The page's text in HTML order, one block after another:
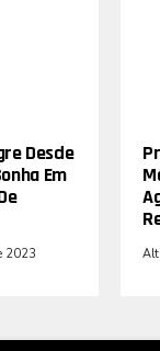
Desde
Em
2023